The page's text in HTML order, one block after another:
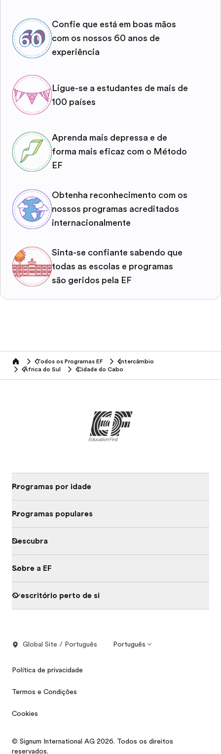
Confie que está em boas mãos
com os nossos 60 anos de
experiência
Ligue-se a estudantes de mais de
100 países
Aprenda mais depressa e de
forma mais eficaz com o Método
EF
Obtenha reconhecimento com os
nossos programas acreditados
internacionalmente
Sinta-se confiante sabendo que
todas as escolas e programas
são geridos pela EF
home Todos os Programas EF
Intercâmbio
África do Sul
Cidade do Cabo
Programas por idade
Programas populares
Descubra
Sobre a EF
O escritório perto de si
Global Site / Português Português
Política de privacidade
Termos e Condições
Cookies
© Signum International AG 2026. Todos os direitos
reservados.